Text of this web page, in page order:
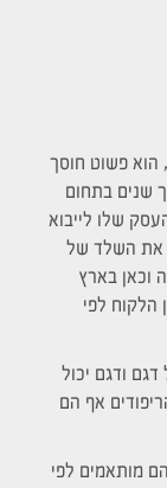
הוא פשוט חוסך
שנים בתחום
שלו לייבוא
את השלד של
וכאן בארץ
הלקוח לפי
ודגם יכול
אף הם
מותאמים לפי